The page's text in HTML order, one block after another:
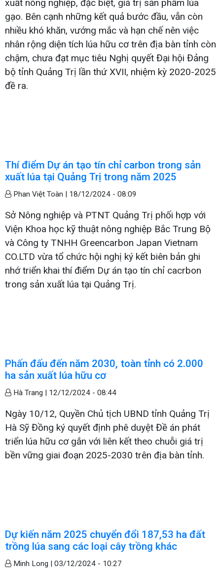
xuất nông nghiệp, đặc biệt, giá trị sản phẩm lúa
gạo. Bên cạnh những kết quả bước đầu, vẫn còn
nhiều khó khăn, vướng mắc và hạn chế nên việc
nhân rộng diện tích lúa hữu cơ trên địa bàn tỉnh còn
chậm, chưa đạt mục tiêu Nghị quyết Đại hội Đảng
bộ tỉnh Quảng Trị lần thứ XVII, nhiệm kỳ 2020-2025
đề ra.
Thí điểm Dự án tạo tín chỉ carbon trong sản
xuất lúa tại Quảng Trị trong năm 2025
Phan Việt Toàn | 18/12/2024 - 08:09
Sở Nông nghiệp và PTNT Quảng Trị phối hợp với
Viện Khoa học kỹ thuật nông nghiệp Bắc Trung Bộ
và Công ty TNHH Greencarbon Japan Vietnam
CO.LTD vừa tổ chức hội nghị ký kết biên bản ghi
nhớ triển khai thí điểm Dự án tạo tín chỉ cacrbon
trong sản xuất lúa tại Quảng Trị.
Phấn đấu đến năm 2030, toàn tỉnh có 2.000
ha sản xuất lúa hữu cơ
Hà Trang | 12/12/2024 - 08:44
Ngày 10/12, Quyền Chủ tịch UBND tỉnh Quảng Trị
Hà Sỹ Đồng ký quyết định phê duyệt Đề án phát
triển lúa hữu cơ gắn với liên kết theo chuỗi giá trị
bền vững giai đoạn 2025-2030 trên địa bàn tỉnh.
Dự kiến năm 2025 chuyển đổi 187,53 ha đất
trồng lúa sang các loại cây trồng khác
Minh Long | 03/12/2024 - 10:27